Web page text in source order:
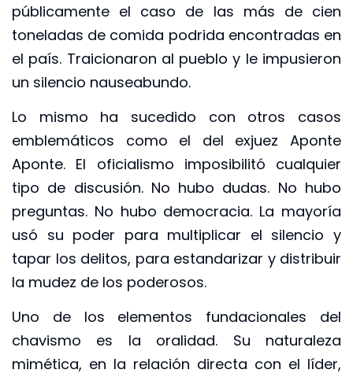
públicamente el caso de las más de cien
toneladas de comida podrida encontradas en
el país. Traicionaron al pueblo y le impusieron
un silencio nauseabundo.
Lo mismo ha sucedido con otros casos
emblemáticos como el del exjuez Aponte
Aponte. El oficialismo imposibilitó cualquier
tipo de discusión. No hubo dudas. No hubo
preguntas. No hubo democracia. La mayoría
usó su poder para multiplicar el silencio y
tapar los delitos, para estandarizar y distribuir
la mudez de los poderosos.
Uno de los elementos fundacionales del
chavismo es la oralidad. Su naturaleza
mimética, en la relación directa con el líder,